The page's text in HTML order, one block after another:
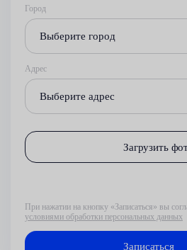
Город
Выберите город
Адрес
Выберите адрес
Загрузить
При нажатии на кнопку «Записаться» вы
условиями обработки персональных данных